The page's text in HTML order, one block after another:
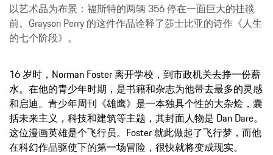
以艺术品为布景：福斯特的两辆 356 停在一面巨大的挂毯
前。Grayson Perry 的这件作品诠释了莎士比亚的诗作《人生
的七个阶段》。
16 岁时，Norman Foster 离开学校，到市政机关去挣一份薪
水。在他的青少年时期，是书籍和杂志为他带去最多的灵感
和启迪。青少年周刊《雄鹰》是一本独具个性的大杂烩，囊
括未来主义，科技和建筑等主题，其封面人物是 Dan Dare。
这位漫画英雄是个飞行员。Foster 就此做起了飞行梦，而他
在科幻作品驱使下的第一场冒险，很快就将变成现实。